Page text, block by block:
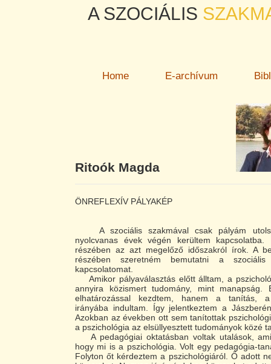
A SZOCIÁLIS
Home E-archívum
Ritoók Magda
ÖNREFLEXÍV PÁLYAKÉP
A szociális szakmával csak pályám
nyolcvanas évek végén kerültem kapcsolatba.
részében az azt megelőző időszakról írok. A
részében szeretném bemutatni a szociális
kapcsolatomat.
Amikor pályaválasztás előtt álltam, a
annyira közismert tudomány, mint
elhatározással kezdtem, hanem a tanítás, a
irányába indultam. Így jelentkeztem a
Azokban az években ott sem tanítottak
a pszichológia az elsüllyesztett tudományok közé
A pedagógiai oktatásban voltak utalások,
hogy mi is a pszichológia. Volt egy pedagógia-
Folyton őt kérdeztem a pszichológiáról. Ő adott